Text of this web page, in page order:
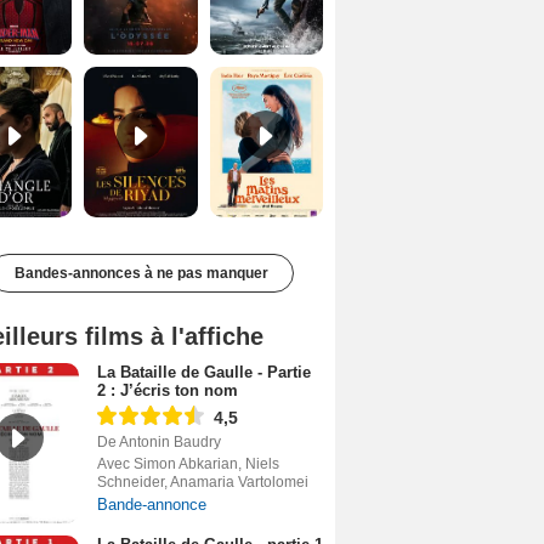
Les Silences de Riyad Bande-annonce VO STFR Les Matins merveilleux Bande-annonce VF
Bandes-annonces à ne pas manquer
films à l'affiche
La Bataille de Gaulle - Partie
2 : J’écris ton nom
4,5
De Antonin Baudry
Avec Simon Abkarian, Niels
Schneider, Anamaria Vartolomei
Bande-annonce